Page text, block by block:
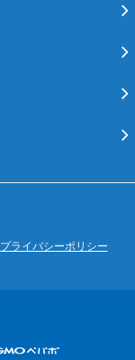
プライバシーポリシー